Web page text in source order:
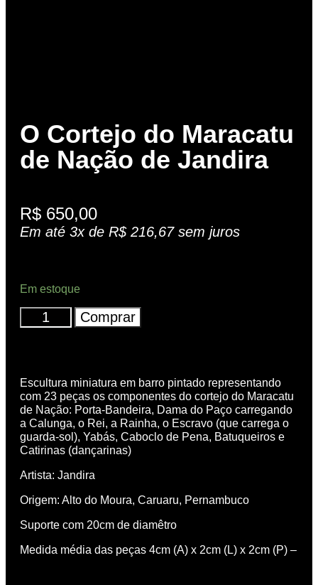
O Cortejo do Maracatu
de Nação de Jandira
R$ 650,00
Em até 3x de R$216,67sem juros
Em estoque
Comprar
Escultura miniatura em barro pintado representando
com 23 peças os componentes do cortejo do Maracatu
de Nação: Porta-Bandeira, Dama do Paço carregando
a Calunga, o Rei, a Rainha, o Escravo (que carrega o
guarda-sol), Yabás, Caboclo de Pena, Batuqueiros e
Catirinas (dançarinas)
Artista: Jandira
Origem: Alto do Moura, Caruaru, Pernambuco
Suporte com 20cm de diamêtro
Medida média das peças 4cm (A) x 2cm (L) x 2cm (P) –